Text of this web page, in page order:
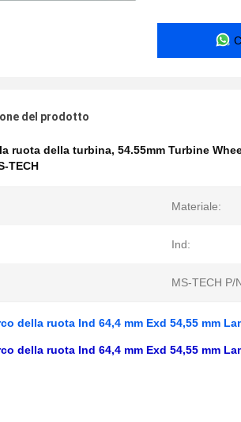
del prodotto
ruota della turbina, 54.55mm Turbine
TECH
Materiale:
Ind:
MS-TECH P/
della ruota Ind 64,4 mm Exd 54,55 mm
della ruota Ind 64,4 mm Exd 54,55 mm